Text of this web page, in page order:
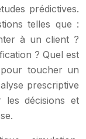
prédictives.
telles que :
à un client ?
? Quel est
toucher un
prescriptive
les décisions et